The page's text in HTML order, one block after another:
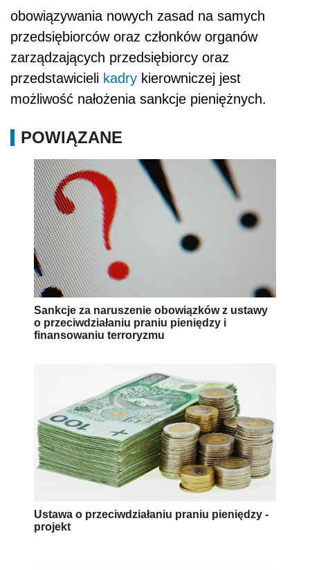
obowiązywania nowych zasad na samych
przedsiębiorców oraz członków organów
zarządzających przedsiębiorcy oraz
przedstawicieli kadry kierowniczej jest
możliwość nałożenia sankcje pieniężnych.
POWIĄZANE
Sankcje za naruszenie obowiązków z ustawy
o przeciwdziałaniu praniu pieniędzy i
finansowaniu terroryzmu
Ustawa o przeciwdziałaniu praniu pieniędzy -
projekt